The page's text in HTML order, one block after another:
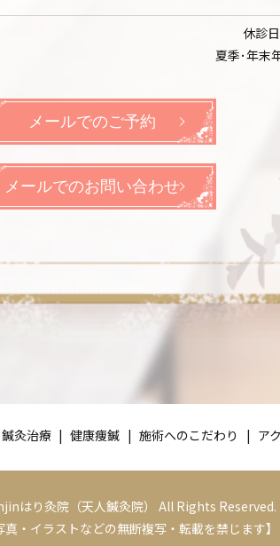
休診
夏季･年末
メールでのご予約
メールでのお問い合わせ
鍼灸治療 健康痩鍼 施術へのこだわり ア
はり灸院（天人鍼灸院） All Rights Reserved.
真・イラストなどの無断複写・転載を禁じます】